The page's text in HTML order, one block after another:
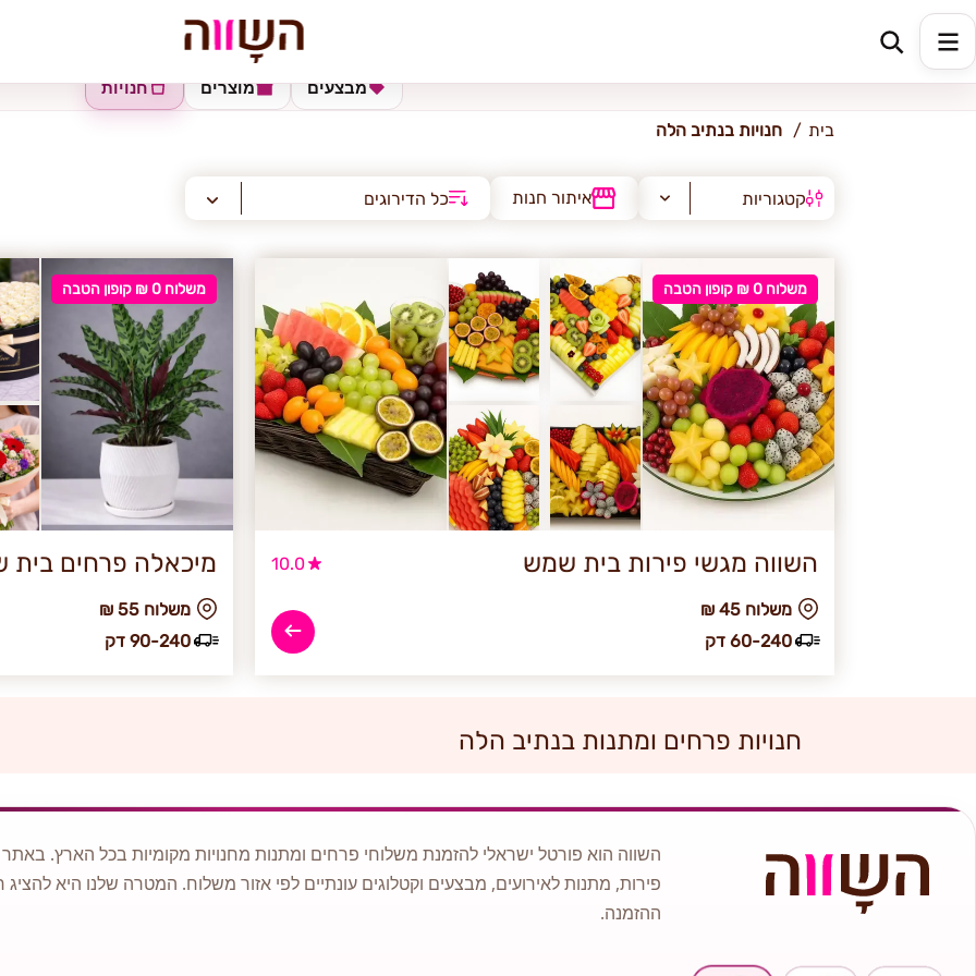
נתיב הלה
חנויות מוצרים מבצעים
בית חנויות בנתיב הלה
קטגוריות איתור חנות כל הדירוגים
משלוח 0 ₪ קופון הטבה
השווה מגשי פירות בית שמש 10.0
₪ משלוח 45
60-240 דק
משלוח 0 ₪ קופון הטבה
מיכאלה פרחים
₪ משלוח 55
90-240 דק
חנויות פרחים ומתנות בנתיב הלה
השווה הוא פורטל ישראלי להזמנת משלוחי פרחים ומתנות מחנויות מקומיות בכל הארץ.
פירות, מתנות לאירועים, מבצעים וקטלוגים עונתיים לפי אזור משלוח. המטרה שלנו היא
ההזמנה.